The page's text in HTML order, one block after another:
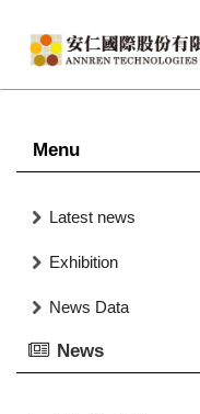
Menu
Latest news
Exhibition
News Data
News